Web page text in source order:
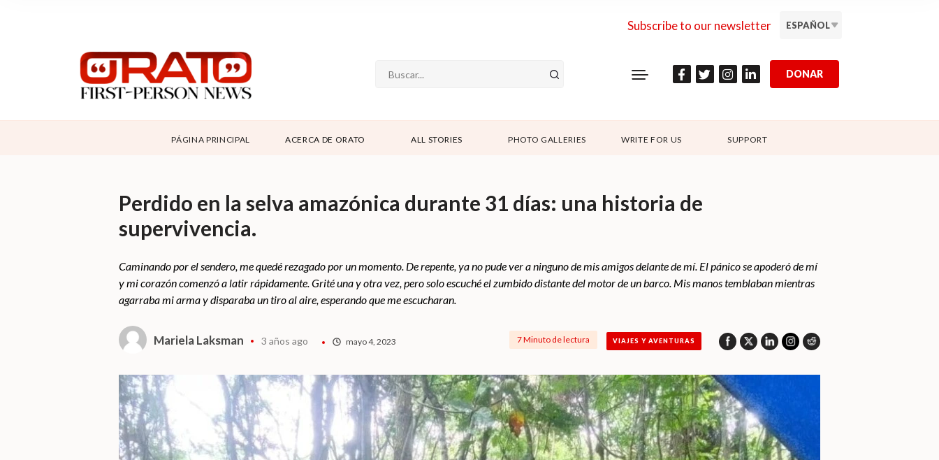
Subscribe to our newsletter ESPAÑOL
SUPPORT
CONTÁCTANOS
DONAR
PÁGINA PRINCIPAL ACERCA DE ORATO ALL STORIES PHOTO GALLERIES WRITE FOR US SUPPORT
Perdido en la selva amazónica durante 31 días: una historia de
supervivencia.
Caminando por el sendero, me quedé rezagado por un momento. De repente, ya no pude ver a ninguno de mis amigos delante de mí. El pánico se apoderó de mí
y mi corazón comenzó a latir rápidamente. Grité una y otra vez, pero solo escuché el zumbido distante del motor de un barco. Mis manos temblaban mientras
agarraba mi arma y disparaba un tiro al aire, esperando que me escucharan.
Mariela Laksman 3 años ago mayo 4, 2023 7 Minuto de lectura VIAJES Y AVENTURAS